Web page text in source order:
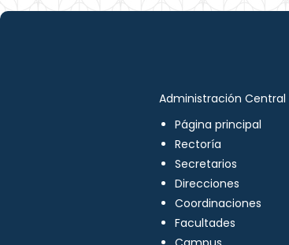
Administración Central
Página principal
Rectoría
Secretarios
Direcciones
Coordinaciones
Facultades